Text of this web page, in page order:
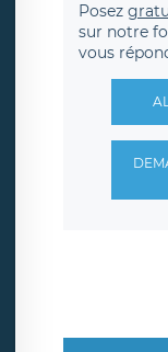
Posez
sur notre
vous